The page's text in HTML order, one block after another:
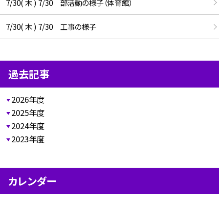
7/30( 木 ) 7/30 部活動の様子（体育館）
7/30( 木 ) 7/30 工事の様子
過去記事
2026年度
2025年度
2024年度
2023年度
カレンダー